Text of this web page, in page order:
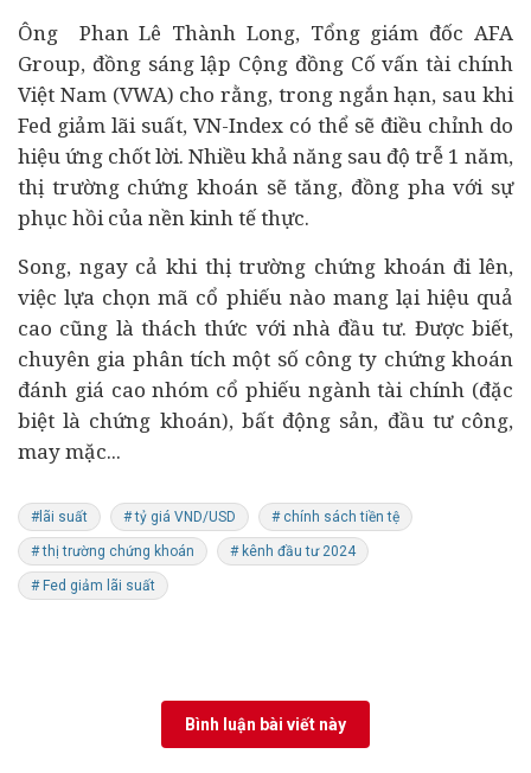
Ông Phan Lê Thành Long, Tổng giám đốc AFA
Group, đồng sáng lập Cộng đồng Cố vấn tài chính
Việt Nam (VWA) cho rằng, trong ngắn hạn, sau khi
Fed giảm lãi suất, VN-Index có thể sẽ điều chỉnh do
hiệu ứng chốt lời. Nhiều khả năng sau độ trễ 1 năm,
thị trường chứng khoán sẽ tăng, đồng pha với sự
phục hồi của nền kinh tế thực.
Song, ngay cả khi thị trường chứng khoán đi lên,
việc lựa chọn mã cổ phiếu nào mang lại hiệu quả
cao cũng là thách thức với nhà đầu tư. Được biết,
chuyên gia phân tích một số công ty chứng khoán
đánh giá cao nhóm cổ phiếu ngành tài chính (đặc
biệt là chứng khoán), bất động sản, đầu tư công,
may mặc...
#lãi suất # tỷ giá VND/USD # chính sách tiền tệ
# thị trường chứng khoán # kênh đầu tư 2024
# Fed giảm lãi suất
Bình luận bài viết này